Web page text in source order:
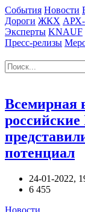
События Новости
Дороги ЖКХ АРХ-
Эксперты KNAUF
Пресс-релизы
Всемирная
потенциал
24-01-2022,
6 455
Новости